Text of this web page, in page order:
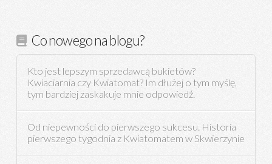
Co nowego na blogu?
Kto jest lepszym sprzedawcą bukietów?
Kwiaciarnia czy Kwiatomat? Im dłużej o tym myślę,
tym bardziej zaskakuje mnie odpowiedź.
Od niepewności do pierwszego sukcesu. Historia
pierwszego tygodnia z Kwiatomatem w Skwierzynie